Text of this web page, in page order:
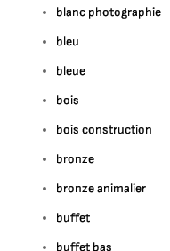
blanc photographie
bleu
bleue
bois
bois construction
bronze
bronze animalier
buffet
buffet bas